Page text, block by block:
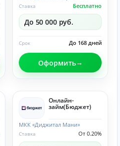
Бесплатно
Ставка
До 50 000 руб.
До 168 дней
Срок
Оформить
Онлайн-
займ(Бюджет)
МКК «Диджитал Мани»
От 0.20%
Ставка